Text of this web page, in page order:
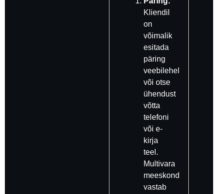
Kliendil
on
võimalik
esitada
päring
veebilehel
või otse
ühendust
võtta
telefoni
või e-
kirja
teel.
Multivara
meeskond
vastab